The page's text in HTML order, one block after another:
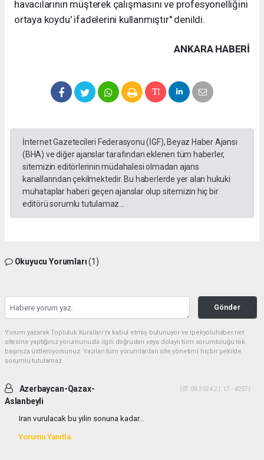
havacılarının müşterek çalışmasını ve profesyonelliğini
ortaya koydu' ifadelerini kullanmıştır" denildi.
ANKARA HABERİ
İnternet Gazetecileri Federasyonu (İGF), Beyaz Haber Ajansı
(BHA) ve diğer ajanslar tarafından eklenen tüm haberler,
sitemizin editörlerinin müdahalesi olmadan ajans
kanallarından çekilmektedir. Bu haberlerde yer alan hukuki
muhataplar haberi geçen ajanslar olup sitemizin hiç bir
editörü sorumlu tutulamaz...
Okuyucu Yorumları(1)
Gönder
Yorum yazarak Topluluk Kuralları’nı kabul etmiş bulunuyor ve ipekyoluhaber.net
sitesine yaptığınız yorumunuzla ilgili doğrudan veya dolaylı tüm sorumluluğu tek
başınıza üstleniyorsunuz. Yazılan tüm yorumlardan site yönetimi hiçbir şekilde
sorumlu tutulamaz.
Azerbaycan-Qazax-
Aslanbeyli
(07.09.2024 21:17 - #257)
Iran vurulacak bu yilin sonuna kadar...
Yorumu Yanıtla